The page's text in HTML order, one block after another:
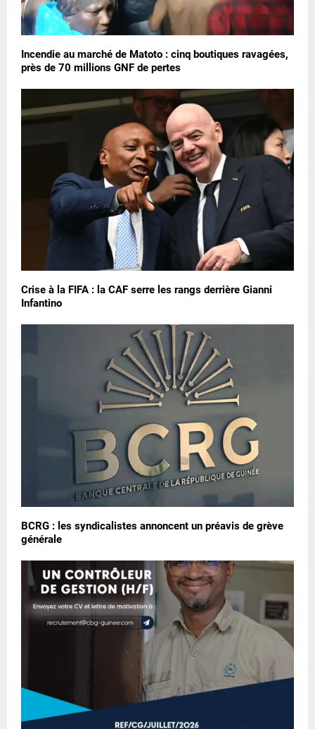
Incendie au marché de Matoto : cinq boutiques ravagées,
près de 70 millions GNF de pertes
Crise à la FIFA : la CAF serre les rangs derrière Gianni
Infantino
BCRG : les syndicalistes annoncent un préavis de grève
générale